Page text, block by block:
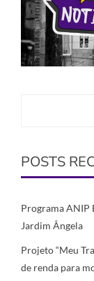
POSTS
Programa ANIP
Jardim Ângela
Projeto “Meu
de renda para